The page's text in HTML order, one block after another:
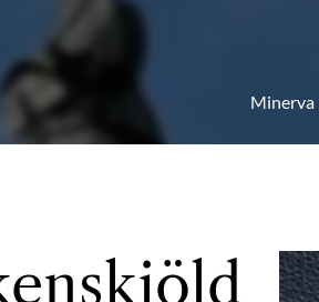
Minerva